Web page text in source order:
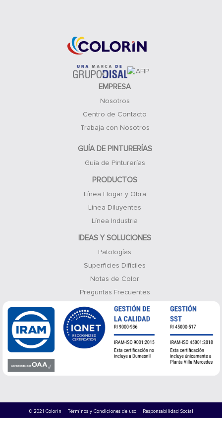
EMPRESA
Nosotros
Centro de Contacto
Trabaja con Nosotros
GUÍA DE PINTURERÍAS
Guía de Pinturerías
PRODUCTOS
Línea Hogar y Obra
Línea Diluyentes
Línea Industria
IDEAS Y SOLUCIONES
Patologías
Superficies Difíciles
Notas de Color
Preguntas Frecuentes
© 2021 Colorin Términos y Condiciones de uso Responsabilidad Social